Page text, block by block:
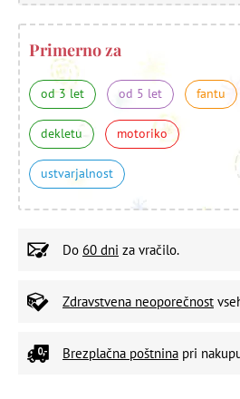
Primerno za
od 3 let od 5 let fantu
dekletu motoriko
ustvarjalnost
Do 60 dni za vračilo.
Zdravstvena neoporečnost
Brezplačna poštnina pri